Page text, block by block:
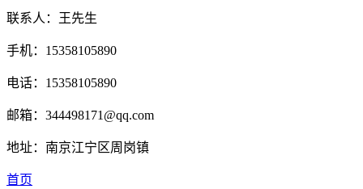
联系人：王先生
手机：15358105890
电话：15358105890
邮箱：344498171@qq.com
地址：南京江宁区周岗镇
首页